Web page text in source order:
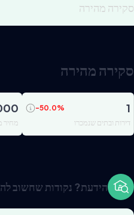
סקירה מהירה
סקירה מהירה
1
-50.0%
דירות ובתים שנמכרו מחיר
הידעת? נקודות שחשוב